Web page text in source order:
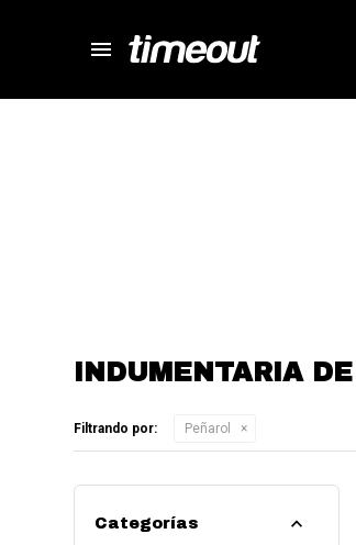
menu
INDUMENTARIA
Filtrando por: Peñarol
Categorías
close
store
local_shipping